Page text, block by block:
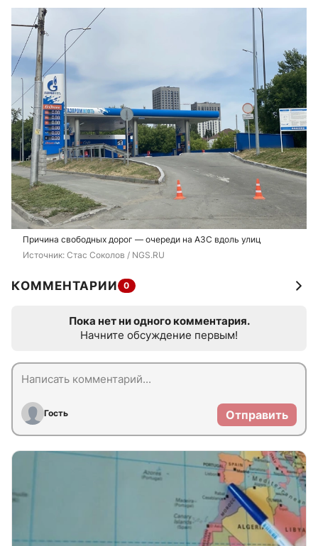
Причина свободных дорог — очереди на АЗС вдоль улиц
Источник: Стас Соколов / NGS.RU
КОММЕНТАРИИ 0
Пока нет ни одного комментария.
Начните обсуждение первым!
Гость Отправить